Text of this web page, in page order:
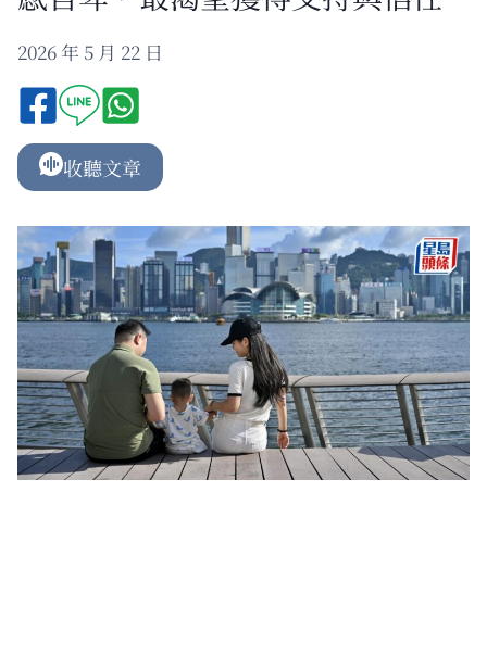
2026 年 5 月 22 日
收聽文章